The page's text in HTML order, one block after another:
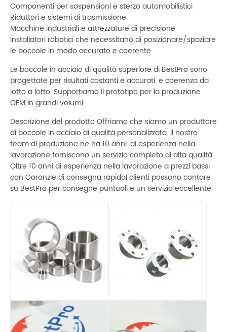
Componenti per sospensioni e sterzo automobilistici
Riduttori e sistemi di trasmissione
Macchine industriali e attrezzature di precisione
Installatori robotici che necessitano di posizionare/spaziare
le boccole in modo accurato e coerente
Le boccole in acciaio di qualità superiore di BestPro sono
progettate per risultati costanti e accurati e coerenza da
lotto a lotto. Supportiamo il prototipo per la produzione
OEM in grandi volumi.
Descrizione del prodotto Offriamo che siamo un produttore
di boccole in acciaio di qualità personalizzata. Il nostro
team di produzione ne ha 10 anni di esperienza nella
lavorazione forniscono un servizio completo di alta qualità
Oltre 10 anni di esperienza nella lavorazione a prezzi bassi
con Garanzie di consegna rapidaI clienti possono contare
su BestPro per consegne puntuali e un servizio eccellente.